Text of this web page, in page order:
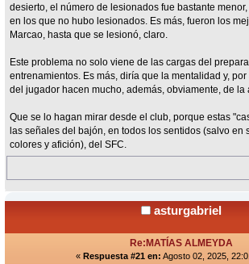
desierto, el número de lesionados fue bastante
en los que no hubo lesionados. Es más, fueron los
Marcao, hasta que se lesionó, claro.
Este problema no solo viene de las cargas del
entrenamientos. Es más, diría que la mentalidad y,
del jugador hacen mucho, además, obviamente, de la
Que se lo hagan mirar desde el club, porque estas
las señales del bajón, en todos los sentidos (salvo en
colores y afición), del SFC.
asturgabriel
Re:MATÍAS ALMEYDA
« Respuesta #21 en: Agosto 02, 2025,